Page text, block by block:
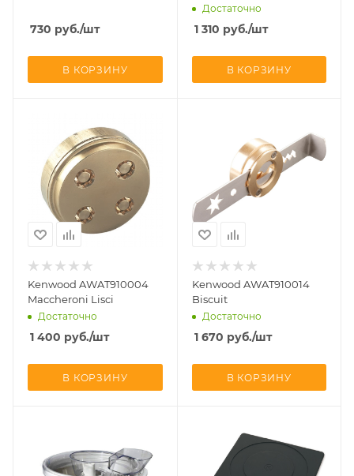
730 руб./шт
В КОРЗИНУ
Достаточно
1 310 руб./шт
В КОРЗИНУ
Kenwood AWAT910004
Maccheroni Lisci
Достаточно
1 400 руб./шт
В КОРЗИНУ
Kenwood AWAT910014
Biscuit
Достаточно
1 670 руб./шт
В КОРЗИНУ